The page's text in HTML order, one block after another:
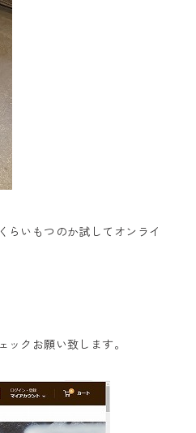
らいもつのか試してオンライ
クお願い致します。